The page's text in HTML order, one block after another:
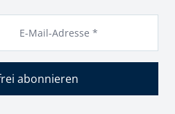
E-Mail-Adresse *
abonnieren